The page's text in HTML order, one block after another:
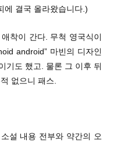
에 결국 올라왔습니다.)
착이 간다. 무척 영국식이
android” 마빈의 디자인
기도 했고. 물론 그 이후 뒤
없으니 패스.
설 내용 전부와 약간의 오